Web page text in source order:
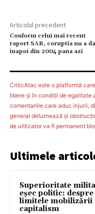
Articolul precedent
Conform celui mai recent
raport SAR, coruptia nu a
inapoi din 2004 pana azi
CriticAtac este o platformă
libere şi în condiţii de egalitate
comentariile care aduc injurii,
general deturnează şi
de utilizator va fi permanent
Ultimele
Superioritate
eșec politic: despre
limitele mobilizării
capitalism